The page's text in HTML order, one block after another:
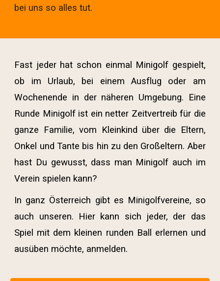
bei uns so alles tut.
Fast jeder hat schon einmal Minigolf gespielt,
ob im Urlaub, bei einem Ausflug oder am
Wochenende in der näheren Umgebung. Eine
Runde Minigolf ist ein netter Zeitvertreib für die
ganze Familie, vom Kleinkind über die Eltern,
Onkel und Tante bis hin zu den Großeltern. Aber
hast Du gewusst, dass man Minigolf auch im
Verein spielen kann?
In ganz Österreich gibt es Minigolfvereine, so
auch unseren. Hier kann sich jeder, der das
Spiel mit dem kleinen runden Ball erlernen und
ausüben möchte, anmelden.